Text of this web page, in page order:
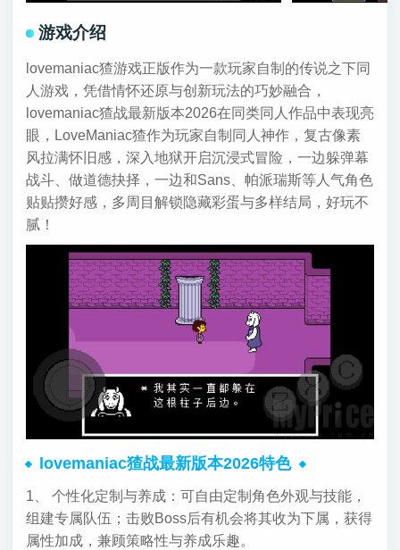
游戏介绍
lovemaniac猹游戏正版作为一款玩家自制的传说之下同
人游戏，凭借情怀还原与创新玩法的巧妙融合，
lovemaniac猹战最新版本2026在同类同人作品中表现亮
眼，LoveManiac猹作为玩家自制同人神作，复古像素
风拉满怀旧感，深入地狱开启沉浸式冒险，一边躲弹幕
战斗、做道德抉择，一边和Sans、帕派瑞斯等人气角色
贴贴攒好感，多周目解锁隐藏彩蛋与多样结局，好玩不
腻！
lovemaniac猹战最新版本2026特色
1、 个性化定制与养成：可自由定制角色外观与技能，
组建专属队伍；击败Boss后有机会将其收为下属，获得
属性加成，兼顾策略性与养成乐趣。